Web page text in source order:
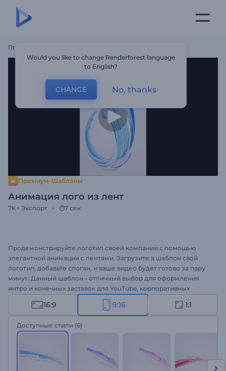
Главная
Премиум-Шаблоны
Анимация лого из лент
7K+ Экспорт 7 сек
Продемонстрируйте логотип своей компании с помощью
элегантной анимации с лентами. Загрузите в шаблон свой
логотип, добавьте слоган, и ваше видео будет готово за пару
минут. Данный шаблон - отличный выбор для оформления
интро и конечных заставок для YouTube, корпоративных
проектов и заставок, промороликов и многого другого.
Создайте стильное видео прямо в своем браузере!
16:9 9:16 1:1
Доступные стили (6)
Would you like to change Renderforest language
to English?
CHANGE No, thanks